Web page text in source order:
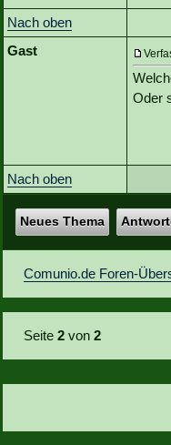
Nach oben
Gast
Oder
Nach oben
Neues Thema
Comunio.de Foren-
Seite2 von2